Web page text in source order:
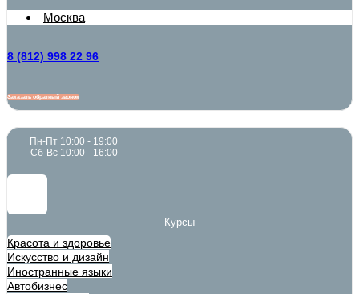
Москва
8 (812) 998 22 96
Заказать обратный звонок
Пн-Пт 10:00 - 19:00
Сб-Вс 10:00 - 16:00
Курсы
Красота и здоровье
Искусство и дизайн
Иностранные языки
Автобизнес